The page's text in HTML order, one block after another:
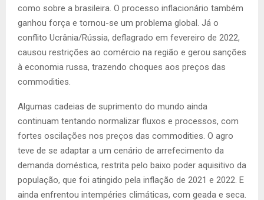
como sobre a brasileira. O processo inflacionário também
ganhou força e tornou-se um problema global. Já o
conflito Ucrânia/Rússia, deflagrado em fevereiro de 2022,
causou restrições ao comércio na região e gerou sanções
à economia russa, trazendo choques aos preços das
commodities.
Algumas cadeias de suprimento do mundo ainda
continuam tentando normalizar fluxos e processos, com
fortes oscilações nos preços das commodities. O agro
teve de se adaptar a um cenário de arrefecimento da
demanda doméstica, restrita pelo baixo poder aquisitivo da
população, que foi atingido pela inflação de 2021 e 2022. E
ainda enfrentou intempéries climáticas, com geada e seca.